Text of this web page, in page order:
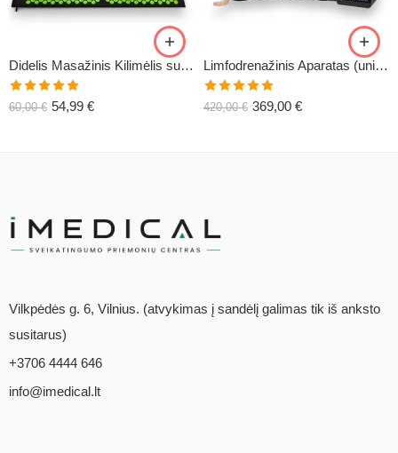
Didelis Masažinis Kilimėlis su Pagalve XL-CLASSIC1
Įvertinimas:
5.00
60,00€ 54,99 €
Limfodrenažinis Aparatas (universalus) C6
Įvertinimas:
5.00
420,00€ 369,00 €
Vilkpėdės g. 6, Vilnius. (atvykimas į sandėlį galimas tik iš anksto
susitarus)
+3706 4444 646
info@imedical.lt